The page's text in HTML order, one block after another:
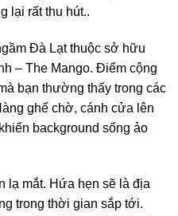
lại rất thu hút..
Đà Lạt thuộc sở hữu
– The Mango. Điểm cộng
bạn thường thấy trong các
ghế chờ, cánh cửa lên
background sống ảo
lạ mắt. Hứa hẹn sẽ là địa
trong thời gian sắp tới.